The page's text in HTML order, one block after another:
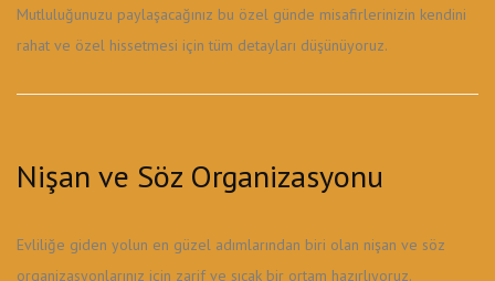
Mutluluğunuzu paylaşacağınız bu özel günde misafirlerinizin kendini
rahat ve özel hissetmesi için tüm detayları düşünüyoruz.
Nişan ve Söz Organizasyonu
Evliliğe giden yolun en güzel adımlarından biri olan nişan ve söz
organizasyonlarınız için zarif ve sıcak bir ortam hazırlıyoruz.